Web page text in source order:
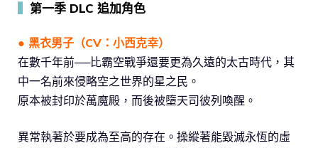
第一季 DLC 追加角色
● 黑衣男子（CV：小西克幸）
在數千年前──比霸空戰爭還要更為久遠的太古時代，其
中一名前來侵略空之世界的星之民。
原本被封印於萬魔殿，而後被墮天司彼列喚醒。
異常執著於要成為至高的存在。操縱著能毀滅永恆的虛